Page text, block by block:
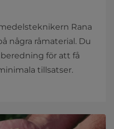
Rana
några råmaterial. Du
för att få
tillsatser.